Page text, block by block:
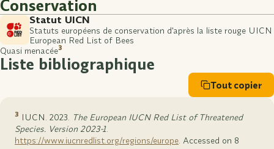
Conservation
Statut UICN
Statuts européens de conservation d'après la liste rouge UICN
European Red List of Bees
Quasi menacée3
Liste bibliographique
Tout copier
3 IUCN. 2023. The European IUCN Red List of Threatened
Species. Version 2023-1.
https://www.iucnredlist.org/regions/europe. Accessed on 8